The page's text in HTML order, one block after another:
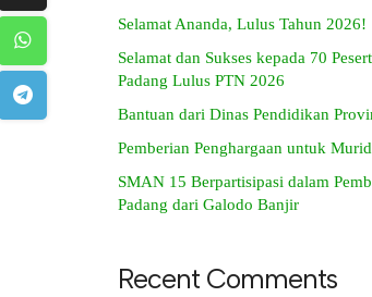
Selamat Ananda, Lulus Tahun 2026!
Selamat dan Sukses kepada 70
Padang Lulus PTN 2026
Bantuan dari Dinas Pendidikan
Pemberian Penghargaan untuk
SMAN 15 Berpartisipasi dalam
Padang dari Galodo Banjir
Recent Comments